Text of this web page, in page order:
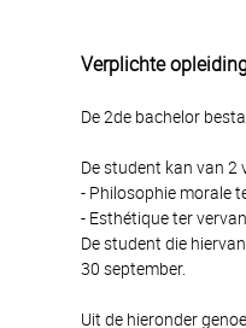
Verplichte
De 2de bachelor
De student kan van 2
- Philosophie morale
- Esthétique ter
De student die
30 september.
Uit de hieronder